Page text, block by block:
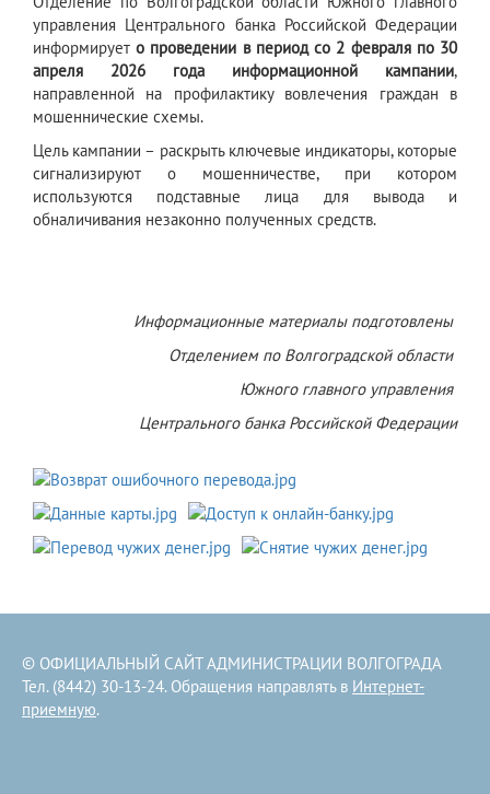
управления Центрального банка Российской Федерации
информируето проведении в период со 2 февраля по 30
апреля 2026 года
информационной кампании,
направленной на профилактику вовлечения граждан в
мошеннические схемы.
Цель кампании – раскрыть ключевые индикаторы, которые
сигнализируют о мошенничестве, при котором
используются подставные лица для вывода и
обналичивания незаконно полученных средств.
Информационные материалы подготовлены
Отделением по Волгоградской области
Южного главного управления
Центрального банка Российской Федерации
© ОФИЦИАЛЬНЫЙ САЙТ АДМИНИСТРАЦИИ ВОЛГОГРАДА
Тел. (8442) 30-13-24. Обращения направлять в Интернет-
приемную.